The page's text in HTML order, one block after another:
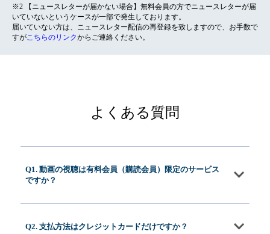
※2 【ニュースレターが届かない場合】無料会員の方でニュースレターが届
いていないというケースが一部で発生しております。
届いていない方は、ニュースレター配信の再登録を致しますので、お手数で
すがこちらのリンクからご連絡ください。
よくある質問
Q1. 動画の視聴は有料会員（購読会員）限定のサービス
ですか？
Q2. 支払方法はクレジットカードだけですか？